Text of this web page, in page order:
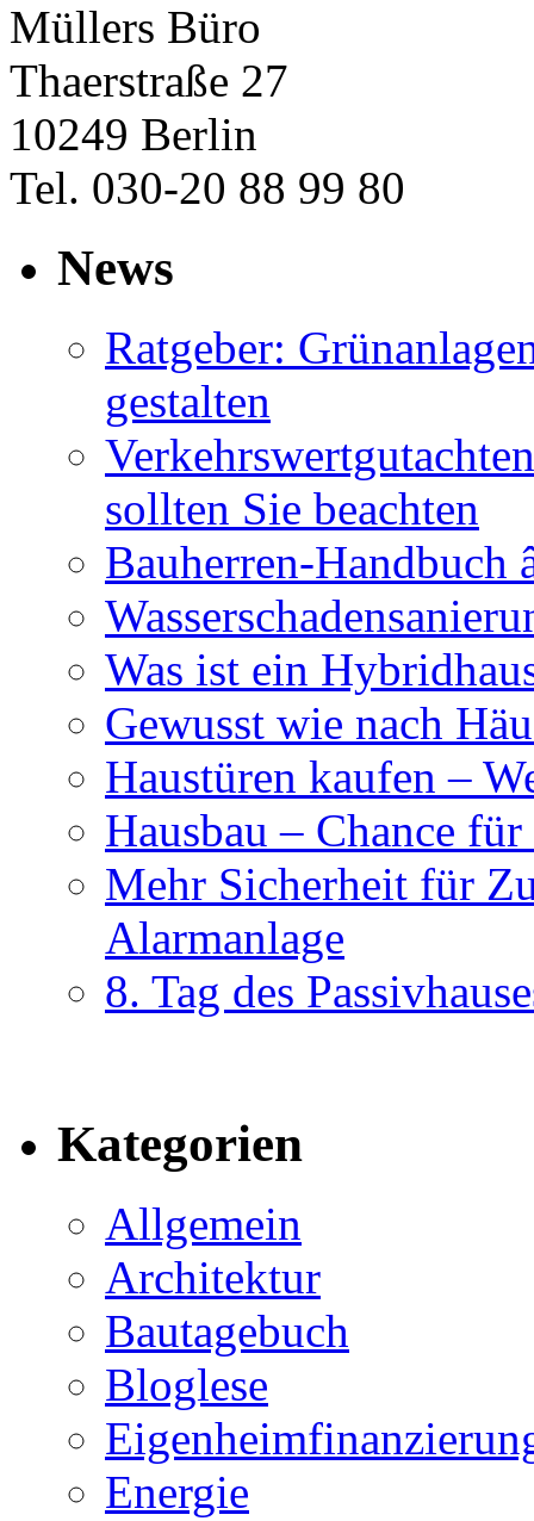
Müllers Büro
Thaerstraße 27
10249 Berlin
Tel. 030-20 88 99 80
News
Ratgeber:
gestalten
sollten Sie beachten
Bauherren-Handbuch
Was ist ein
Gewusst wie nach
Haustüren kaufen –
Hausbau – Chance
Mehr Sicherheit für
Alarmanlage
8. Tag des
Kategorien
Allgemein
Architektur
Bautagebuch
Bloglese
Energie